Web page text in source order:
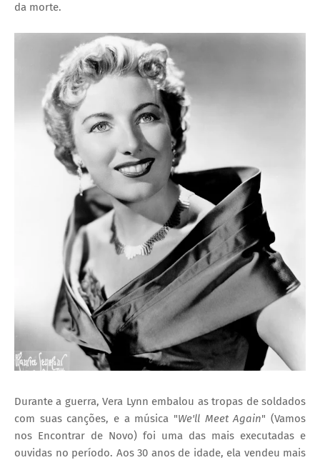
da morte.
Durante a guerra, Vera Lynn embalou as tropas de soldados
com suas canções, e a música "We'll Meet Again" (Vamos
nos Encontrar de Novo) foi uma das mais executadas e
ouvidas no período. Aos 30 anos de idade, ela vendeu mais